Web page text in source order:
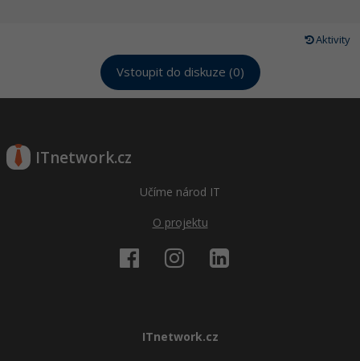
Aktivity
Vstoupit do diskuze (0)
ITnetwork.cz
Učíme národ IT
O projektu
ITnetwork.cz